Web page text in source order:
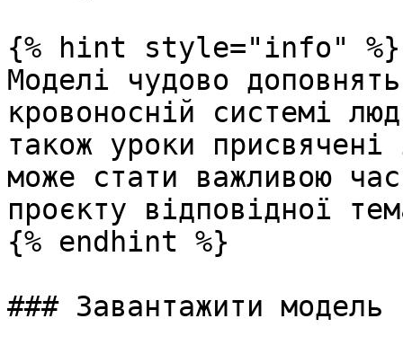
{% hint style="info" %}
Моделі чудово
кровоносній системі
також уроки
може стати важливою
проєкту відповідної
{% endhint %}
### Завантажити модель